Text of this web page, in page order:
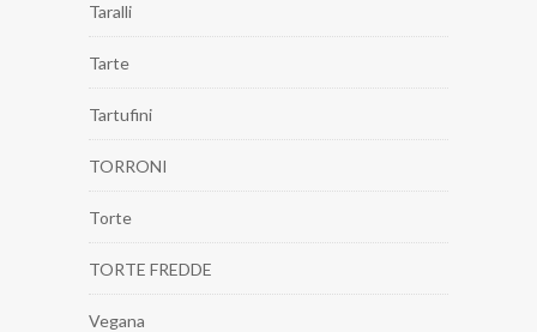
Taralli
Tarte
Tartufini
TORRONI
Torte
TORTE FREDDE
Vegana